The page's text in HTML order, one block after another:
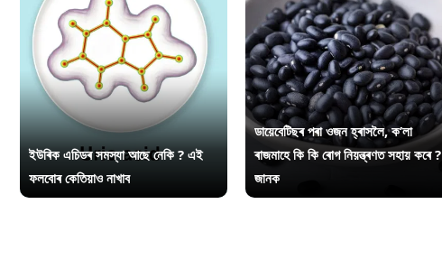
ইউৰিক এচিডৰ সমস্যা আছে নেকি ? এই
ফলবোৰ কেতিয়াও নাখাব
ডায়েবেটিছৰ পৰা ওজন হ্ৰাসলৈ, ক’লা
ৰাজমাহে কি কি ৰোগ নিয়ন্ত্ৰণত সহায় কৰে ?
জানক